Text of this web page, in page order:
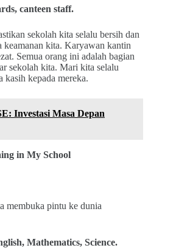
canteen staff.
sekolah kita selalu bersih dan
keamanan kita. Karyawan kantin
Semua orang ini adalah bagian
sekolah kita. Mari kita selalu
kasih kepada mereka.
Investasi Masa Depan
in My School
membuka pintu ke dunia
Mathematics, Science.